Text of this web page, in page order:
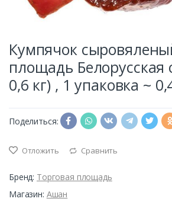
Кумпячок
площадь Белорусская
0,6 кг) , 1 упаковка ~
Поделиться:
Отложить Сравнить
Бренд: Торговая площадь
Магазин: Ашан